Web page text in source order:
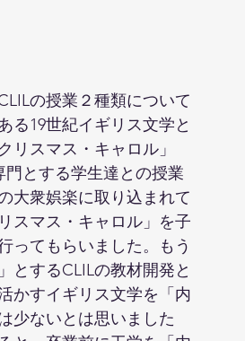
の授業２種類について
る19世紀イギリス文学と
リスマス・キャロル」
門とする学生達との授業
大衆娯楽に取り込まれて
スマス・キャロル」を子
ってもらいました。もう
とするCLILの教材開発と
かすイギリス文学を「内
少ないとは思いました